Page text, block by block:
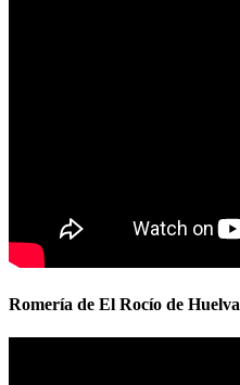
Romería de El Rocío de Huelva